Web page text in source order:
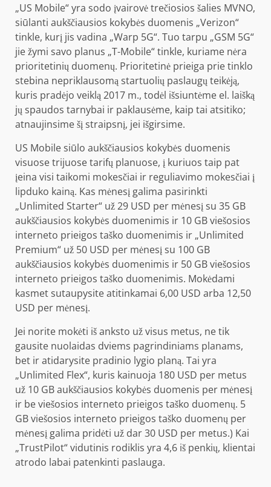
„US Mobile“ yra sodo įvairovė trečiosios šalies MVNO,
siūlanti aukščiausios kokybės duomenis „Verizon“
tinkle, kurį jis vadina „Warp 5G“. Tuo tarpu „GSM 5G“
jie žymi savo planus „T-Mobile“ tinkle, kuriame nėra
prioritetinių duomenų. Prioritetinė prieiga prie tinklo
stebina nepriklausomą startuolių paslaugų teikėją,
kuris pradėjo veiklą 2017 m., todėl išsiuntėme el. laišką
jų spaudos tarnybai ir paklausėme, kaip tai atsitiko;
atnaujinsime šį straipsnį, jei išgirsime.
US Mobile siūlo aukščiausios kokybės duomenis
visuose trijuose tarifų planuose, į kuriuos taip pat
įeina visi taikomi mokesčiai ir reguliavimo mokesčiai į
lipduko kainą. Kas mėnesį galima pasirinkti
„Unlimited Starter“ už 29 USD per mėnesį su 35 GB
aukščiausios kokybės duomenimis ir 10 GB viešosios
interneto prieigos taško duomenimis ir „Unlimited
Premium“ už 50 USD per mėnesį su 100 GB
aukščiausios kokybės duomenimis ir 50 GB viešosios
interneto prieigos taško duomenimis. Mokėdami
kasmet sutaupysite atitinkamai 6,00 USD arba 12,50
USD per mėnesį.
Jei norite mokėti iš anksto už visus metus, ne tik
gausite nuolaidas dviems pagrindiniams planams,
bet ir atidarysite pradinio lygio planą. Tai yra
„Unlimited Flex“, kuris kainuoja 180 USD per metus
už 10 GB aukščiausios kokybės duomenis per mėnesį
ir be viešosios interneto prieigos taško duomenų. 5
GB viešosios interneto prieigos taško duomenų per
mėnesį galima pridėti už dar 30 USD per metus.) Kai
„TrustPilot“ vidutinis rodiklis yra 4,6 iš penkių, klientai
atrodo labai patenkinti paslauga.